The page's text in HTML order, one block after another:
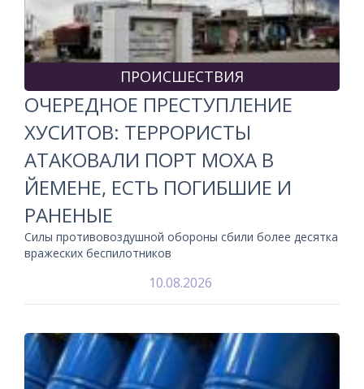
ПРОИСШЕСТВИЯ
ОЧЕРЕДНОЕ ПРЕСТУПЛЕНИЕ
ХУСИТОВ: ТЕРРОРИСТЫ
АТАКОВАЛИ ПОРТ МОХА В
ЙЕМЕНЕ, ЕСТЬ ПОГИБШИЕ И
РАНЕНЫЕ
Силы противовоздушной обороны сбили более десятка
вражеских беспилотников
10.08.2026